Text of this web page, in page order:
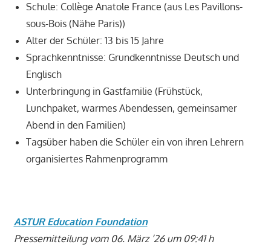
Schule: Collège Anatole France (aus Les Pavillons-
sous-Bois (Nähe Paris))
Alter der Schüler: 13 bis 15 Jahre
Sprachkenntnisse: Grundkenntnisse Deutsch und
Englisch
Unterbringung in Gastfamilie (Frühstück,
Lunchpaket, warmes Abendessen, gemeinsamer
Abend in den Familien)
Tagsüber haben die Schüler ein von ihren Lehrern
organisiertes Rahmenprogramm
ASTUR Education Foundation
Pressemitteilung vom 06. März ’26 um 09:41 h